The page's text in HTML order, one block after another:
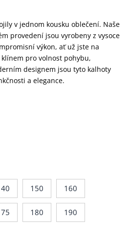
v jednom kousku oblečení. Naše
provedení jsou vyrobeny z vysoce
výkon, ať už jste na
pro volnost pohybu,
designem jsou tyto kalhoty
a elegance.
150 160
180 190